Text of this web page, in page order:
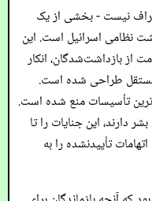
نیست - بخشی از یک
نظامی اسرائیل است. این
بازداشت‌شدگان، انکار
مستقل طراحی شده است.
تأسیسات منع شده است.
دارند، این جنایات را تا
تأییدنشده را به